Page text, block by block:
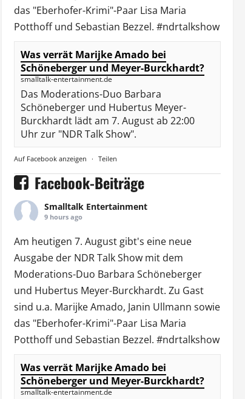
das "Eberhofer-Krimi"-Paar Lisa Maria
Potthoff und Sebastian Bezzel. #ndrtalkshow
Was verrät Marijke Amado bei
Schöneberger und Meyer-Burckhardt?
smalltalk-entertainment.de
Das Moderations-Duo Barbara
Schöneberger und Hubertus Meyer-
Burckhardt lädt am 7. August ab 22:00
Uhr zur "NDR Talk Show".
Auf Facebook anzeigen · Teilen
Facebook-Beiträge
Smalltalk Entertainment
9 hours ago
Am heutigen 7. August gibt's eine neue
Ausgabe der NDR Talk Showmit dem
Moderations-Duo Barbara Schöneberger
und Hubertus Meyer-Burckhardt. Zu Gast
sind u.a. Marijke Amado, Janin Ullmann sowie
das "Eberhofer-Krimi"-Paar Lisa Maria
Potthoff und Sebastian Bezzel. #ndrtalkshow
Was verrät Marijke Amado bei
Schöneberger und Meyer-Burckhardt?
smalltalk-entertainment.de